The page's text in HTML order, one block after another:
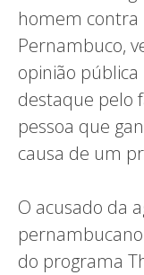
homem
Pernambuco,
opinião pública
destaque pelo
pessoa que
causa de um
O acusado da
do programa